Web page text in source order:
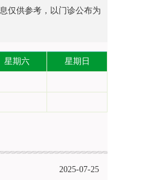
仅供参考，以门诊公布为
星期六 星期日
2025-07-25